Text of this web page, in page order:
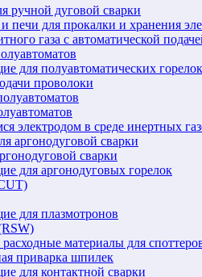
ручной дуговой сварки
печи для прокалки и хранения
газа с автоматической
для полуавтоматических горелок
проволоки
электродом в среде инертных
аргонодуговой сварки
сварки
для аргонодуговых горелок
для плазмотронов
материалы для
приварка шпилек
для контактной сварки